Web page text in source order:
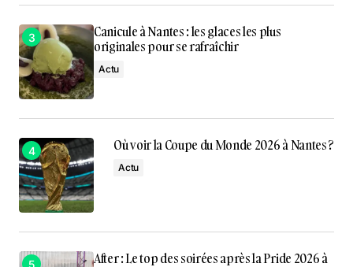
Canicule à Nantes : les glaces les plus
originales pour se rafraîchir
Actu
Où voir la Coupe du Monde 2026 à Nantes ?
Actu
After : Le top des soirées après la Pride 2026 à